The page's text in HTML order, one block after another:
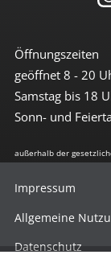
Öffnungszeiten
geöffnet 8 - 20
Samstag bis 18
Sonn- und
außerhalb der
Impressum
Allgemeine
Datenschutz